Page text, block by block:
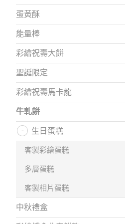
蛋黃酥
能量棒
彩繪祝壽大餅
聖誕限定
彩繪祝壽馬卡龍
牛軋餅
生日蛋糕
客製彩繪蛋糕
多層蛋糕
客製相片蛋糕
中秋禮盒